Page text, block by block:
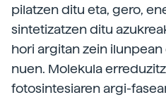
pilatzen ditu eta, gero,
sintetizatzen ditu
hori argitan zein
nuen. Molekula
fotosintesiaren argi-